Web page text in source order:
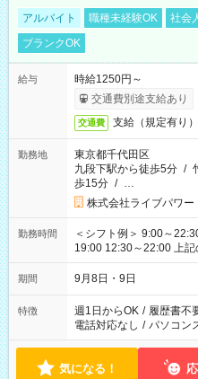
アルバイト 職種未経験OK 社会
ブランクOK
給与
時給1250円～
交通費別途支給あり
交通費 支給（規定有り）
勤務地
東京都千代田区
九段下駅から徒歩5分 /
歩15分 / …
株式会社ライブパワー
勤務時間
＜シフト例＞ 9:00～
19:00 12:30～22:00 上記の時間から好きな時間を選べます！ ※
時間は変更となる可能性
期間 9月8日・9日
特徴 週1日からOK / 履歴書不
電話対応なし / パソコン
気になる！